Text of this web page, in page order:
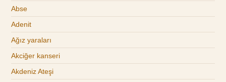
Abse
Adenit
Ağız yaraları
Akciğer kanseri
Akdeniz Ateşi